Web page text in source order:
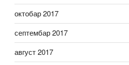
октобар 2017
септембар 2017
август 2017